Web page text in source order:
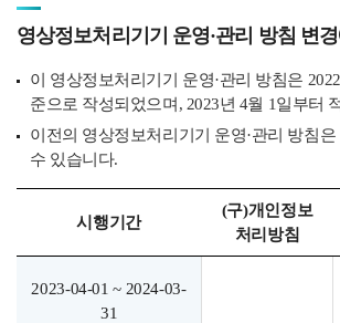
영상정보처리기기 운영·관리 방침 변
이 영상정보처리기기 운영·관리 방침은
준으로 작성되었으며, 2023년 4월 1일부터
이전의 영상정보처리기기 운영·관리 방침
수 있습니다.
시행기간
(구)개인정보
처리방침
2023-04-01 ~ 2024-03-
31